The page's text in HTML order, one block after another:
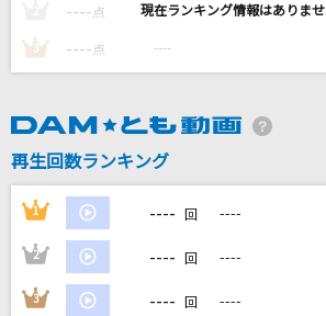
Flavor Of Life -Ballad Version-
宇多田ヒカル
DAMの新曲・ランキングなど
---- 点 ----
3 ---- 点 ----
再生回数ランキング
1 ---- 回 ----
2 ---- 回 ----
3 ---- 回 ----